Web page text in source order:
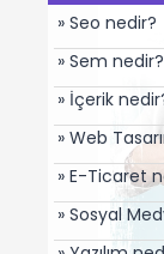
» Seo nedir?
» Sem nedir?
» İçerik
» Web
» E-Ticaret
» Sosyal